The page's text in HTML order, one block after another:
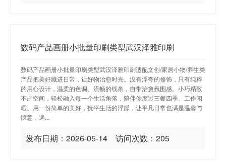
数码产品画册小批量印刷类型武汉泽雅印刷
数码产品画册小批量印刷类型武汉泽雅印刷适配文创/家居小物/养生类
产品把美好藏进日常，让好物治愈时光。没有浮夸的修饰，只有纯粹
的用心设计，温柔的色调、流畅的线条，自带治愈氛围感。小巧精致
不占空间，轻松融入每一个生活角落，陪伴你度过三餐四季、工作闲
暇。用一份简单的美好，抚平生活的浮躁，让平凡日常也满是温馨与
惬意，遇...
发布日期：2026-05-14 访问次数：205